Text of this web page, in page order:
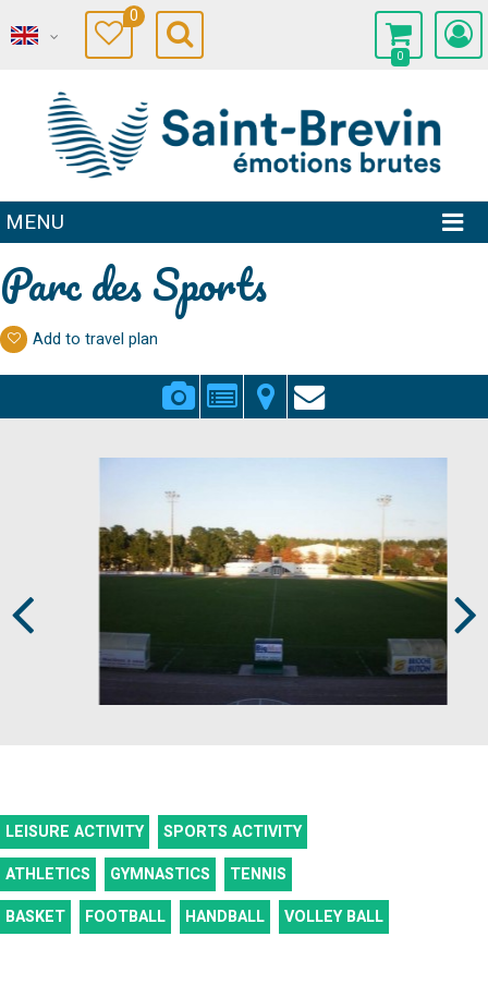
0
0
MENU
Parc des Sports
Add to travel plan
Next
LEISURE ACTIVITY
SPORTS ACTIVITY
ATHLETICS
GYMNASTICS
TENNIS
BASKET
FOOTBALL HANDBALL VOLLEY BALL